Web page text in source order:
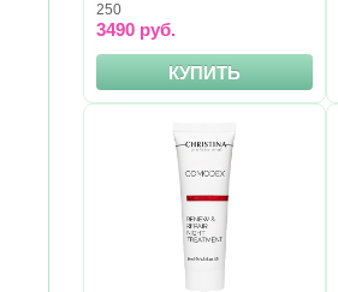
250
3490 руб.
КУПИТЬ